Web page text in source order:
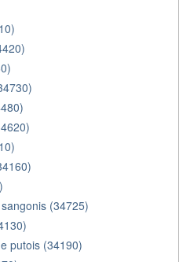
(34725)
putois (34190)